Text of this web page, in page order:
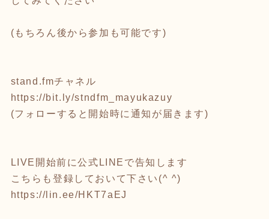
(もちろん後から参加も可能です)
stand.fmチャネル
https://bit.ly/stndfm_mayukazuy
(フォローすると開始時に通知が届きます)
LIVE開始前に公式LINEで告知します
こちらも登録しておいて下さい(^ ^)
https://lin.ee/HKT7aEJ